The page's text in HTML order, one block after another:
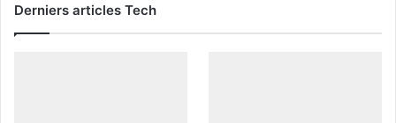
Derniers articles Tech